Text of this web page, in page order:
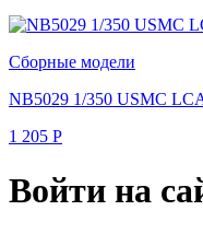
Сборные модели
NB5029 1/350 USMC
1 205 Р
Войти на